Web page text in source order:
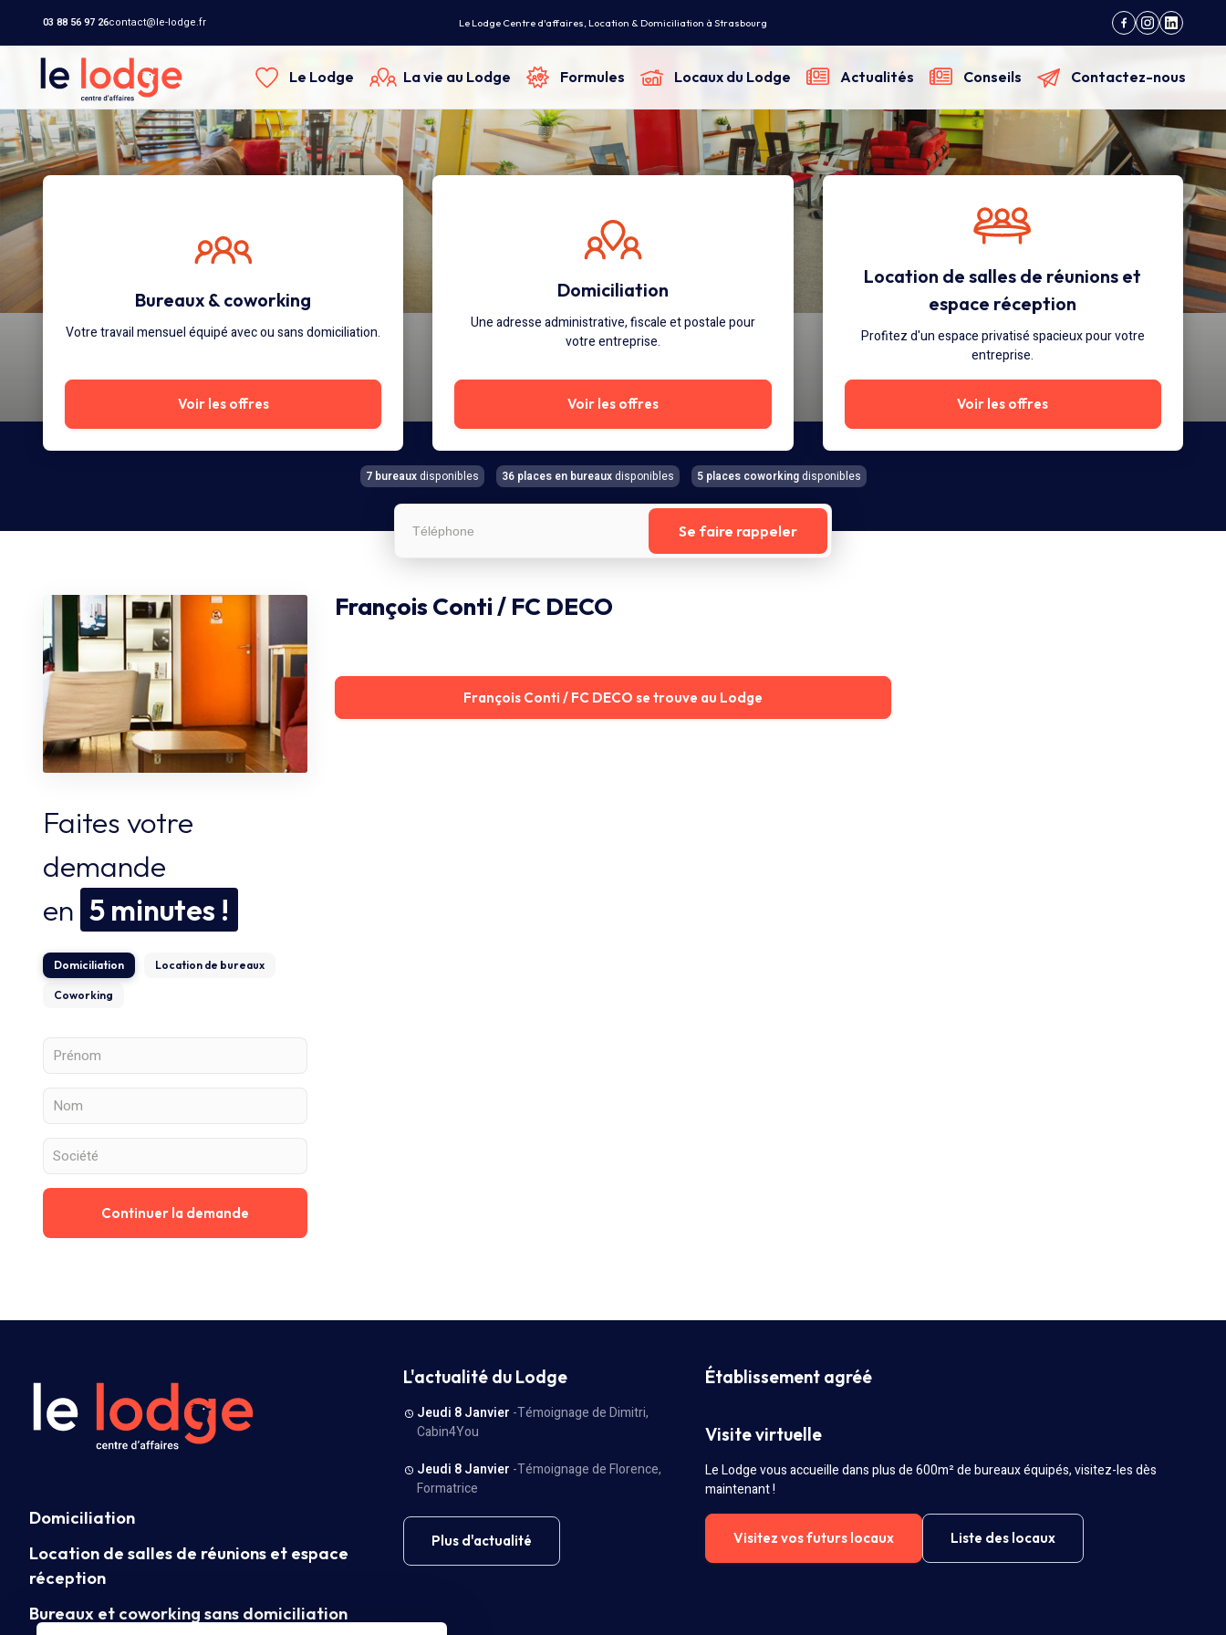
03 88 56 97 26contact@le-lodge.fr Le Lodge Centre d'affaires, Location & Domiciliation à Strasbourg
Le Lodge La vie au Lodge Formules Locaux du Lodge Actualités Conseils Contactez-nous
Bureaux & coworking
Votre travail mensuel équipé avec ou sans domiciliation.
Voir les offres
Domiciliation
Une adresse administrative, fiscale et postale pour
votre entreprise.
Voir les offres
Location de salles de réunions et
espace réception
Profitez d'un espace privatisé spacieux pour votre
entreprise.
Voir les offres
7 bureauxdisponibles 36 places en bureauxdisponibles 5 places coworkingdisponibles
Se faire rappeler
Faites votre
demande
en 5 minutes !
Domiciliation Location de bureaux
Coworking
Continuer la demande
François Conti / FC DECO
François Conti / FC DECO se trouve au Lodge
Domiciliation
Location de salles de réunions et espace
réception
Bureaux et coworking sans domiciliation
L'actualité du Lodge
Jeudi 8 Janvier -Témoignage de Dimitri,
Cabin4You
Jeudi 8 Janvier -Témoignage de Florence,
Formatrice
Plus d'actualité
Établissement agréé
Visite virtuelle
Le Lodge vous accueille dans plus de 600m² de bureaux équipés, visitez-les dès
maintenant !
Visitez vos futurs locaux Liste des locaux